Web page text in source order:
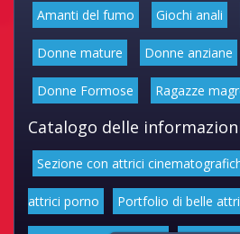
Amanti del fumo Giochi anali
Donne mature Donne anziane
Donne Formose Ragazze
Catalogo delle
Sezione con attrici
attrici porno Portfolio di belle